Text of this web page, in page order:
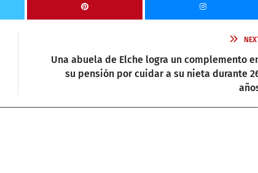
Una abuela de Elche logra un complemento
su pensión por cuidar a su nieta durante